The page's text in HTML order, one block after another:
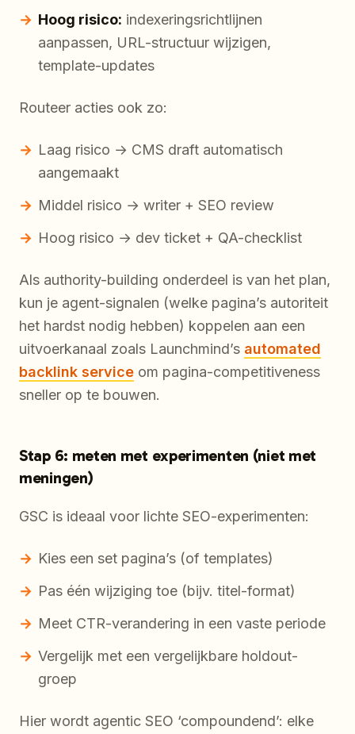
Hoog risico: indexeringsrichtlijnen
aanpassen, URL-structuur wijzigen,
template-updates
Routeer acties ook zo:
Laag risico → CMS draft automatisch
aangemaakt
Middel risico → writer + SEO review
Hoog risico → dev ticket + QA-checklist
Als authority-building onderdeel is van het plan,
kun je agent-signalen (welke pagina’s autoriteit
het hardst nodig hebben) koppelen aan een
uitvoerkanaal zoals Launchmind’s automated
backlink service om pagina-competitiveness
sneller op te bouwen.
Stap 6: meten met experimenten (niet met
meningen)
GSC is ideaal voor lichte SEO-experimenten:
Kies een set pagina’s (of templates)
Pas één wijziging toe (bijv. titel-format)
Meet CTR-verandering in een vaste periode
Vergelijk met een vergelijkbare holdout-
groep
Hier wordt agentic SEO ‘compoundend’: elke